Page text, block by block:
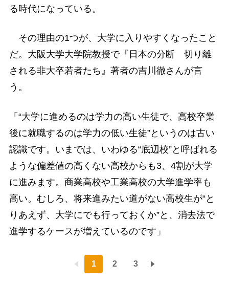
る時代になっている。
その理由の1つが、大学に入りやすくなったこと
だ。大阪大学大学院教授で『日本の分断 切り離
される非大卒若者たち』著者の吉川徹さんが言
う。
「“大学に進めるのは学力の高い生徒で、高校卒業
後に就職するのは学力の低い生徒”というのは古い
認識です。いまでは、いわゆる“底辺校”と呼ばれる
ような偏差値の高くない高校からも3、4割が大学
に進みます。商業高校や工業高校の大学進学率も
高い。むしろ、将来進みたい道がない高校生が“と
りあえず、大学にでも行っておくか”と、消去法で
進学するケースが増えているのです」
1 2 3